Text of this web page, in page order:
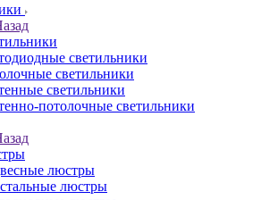
светильники
светильники
светильники
потолочные светильники
люстры
люстры